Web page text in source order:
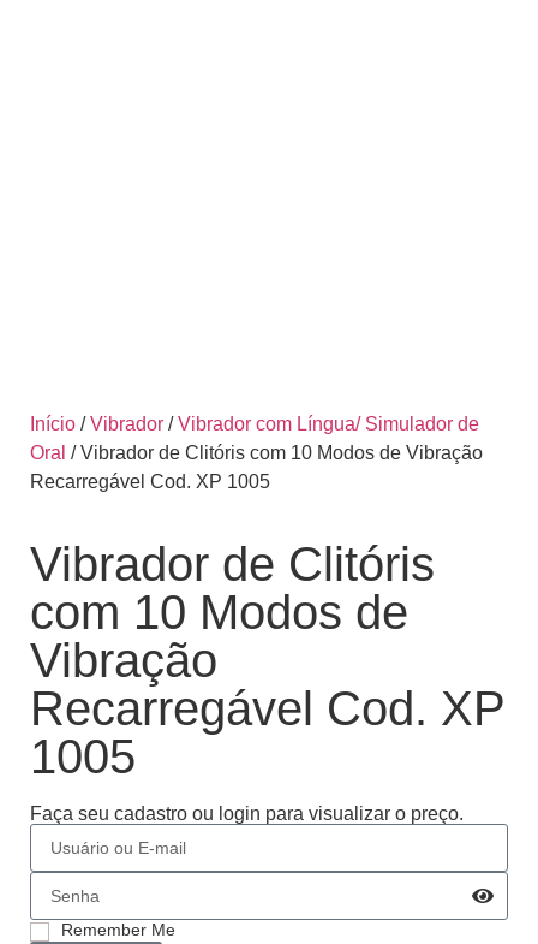
Início /Vibrador /Vibrador com Língua/ Simulador de
Oral / Vibrador de Clitóris com 10 Modos de Vibração
Recarregável Cod. XP 1005
Vibrador de Clitóris
com 10 Modos de
Vibração
Recarregável Cod. XP
1005
Faça seu cadastro ou login para visualizar o preço.
Remember Me